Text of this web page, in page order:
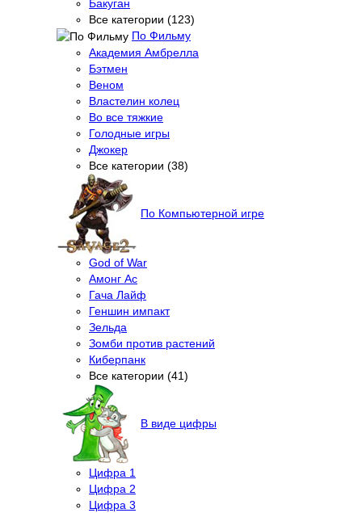
Бакуган
Все категории (123)
По Фильму
Академия Амбрелла
Бэтмен
Веном
Властелин колец
Во все тяжкие
Голодные игры
Джокер
Все категории (38)
По Компьютерной игре
God of War
Амонг Ас
Гача Лайф
Геншин импакт
Зельда
Зомби против растений
Киберпанк
Все категории (41)
В виде цифры
Цифра 1
Цифра 2
Цифра 3